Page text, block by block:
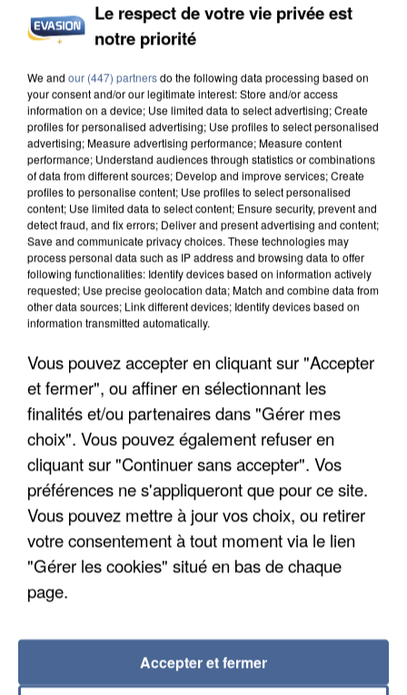
DE SOLIDARITÉ AVEC LES...
APRÈS TOUTES CES CANICULES, LES REFUGES
DE FAUNE SAUVAGE SONT...
Le respect de votre vie privée est
notre priorité
We and our (447) partnersdo the following data processing based on
your consent and/or our legitimate interest: Store and/or access
information on a device; Use limited data to select advertising; Create
profiles for personalised advertising; Use profiles to select personalised
advertising; Measure advertising performance; Measure content
performance; Understand audiences through statistics or combinations
of data from different sources; Develop and improve services; Create
profiles to personalise content; Use profiles to select personalised
content; Use limited data to select content; Ensure security, prevent and
detect fraud, and fix errors; Deliver and present advertising and content;
Save and communicate privacy choices. These technologies may
process personal data such as IP address and browsing data to offer
following functionalities: Identify devices based on information actively
requested; Use precise geolocation data; Match and combine data from
other data sources; Link different devices; Identify devices based on
information transmitted automatically.
Vous pouvez accepter en cliquant sur "Accepter
et fermer", ou affiner en sélectionnant les
finalités et/ou partenaires dans "Gérer mes
choix". Vous pouvez également refuser en
cliquant sur "Continuer sans accepter". Vos
préférences ne s'appliqueront que pour ce site.
Vous pouvez mettre à jour vos choix, ou retirer
votre consentement à tout moment via le lien
"Gérer les cookies" situé en bas de chaque
page.
Accepter et fermer